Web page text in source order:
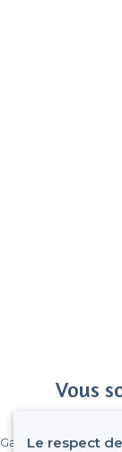
Vous
Gagnez de
Le respect